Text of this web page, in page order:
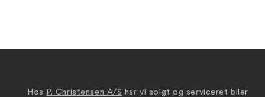
Hos P. Christensen A/S har vi solgt og serviceret biler